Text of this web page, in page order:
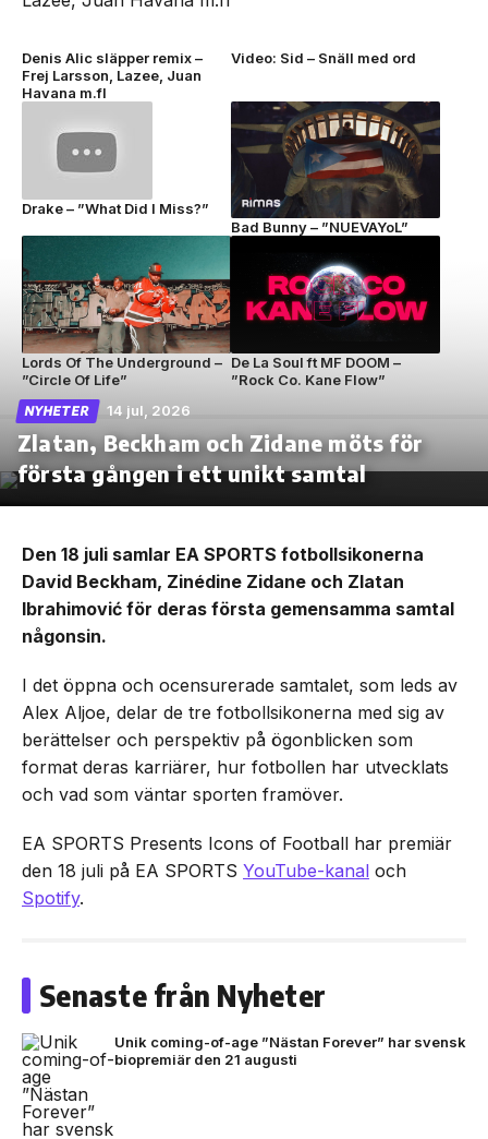
Denis Alic släpper remix –
Frej Larsson, Lazee, Juan
Havana m.fl
Video: Sid – Snäll med ord
Drake – ”What Did I Miss?”
Bad Bunny – ”NUEVAYoL”
Lords Of The Underground –
”Circle Of Life”
De La Soul ft MF DOOM –
”Rock Co. Kane Flow”
NYHETER 14 jul, 2026
Zlatan, Beckham och Zidane möts för
första gången i ett unikt samtal
Den 18 juli samlar EA SPORTS fotbollsikonerna
David Beckham, Zinédine Zidane och Zlatan
Ibrahimović för deras första gemensamma samtal
någonsin.
I det öppna och ocensurerade samtalet, som leds av
Alex Aljoe, delar de tre fotbollsikonerna med sig av
berättelser och perspektiv på ögonblicken som
format deras karriärer, hur fotbollen har utvecklats
och vad som väntar sporten framöver.
EA SPORTS Presents Icons of Football har premiär
den 18 juli på EA SPORTS YouTube-kanal och
Spotify.
Senaste från Nyheter
Unik coming-of-age ”Nästan Forever” har svensk
biopremiär den 21 augusti